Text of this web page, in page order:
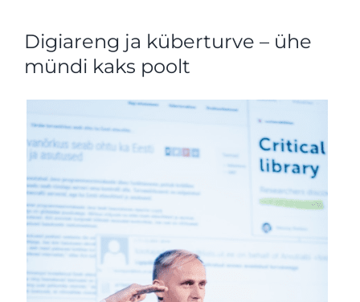
Digiareng ja küberturve – ühe
mündi kaks poolt